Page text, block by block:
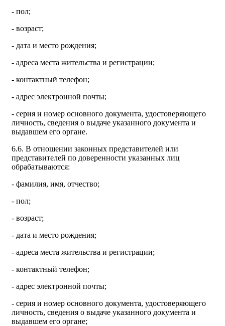
- пол;
- возраст;
- дата и место рождения;
- адреса места жительства и регистрации;
- контактный телефон;
- адрес электронной почты;
- серия и номер основного документа, удостоверяющего
личность, сведения о выдаче указанного документа и
выдавшем его органе.
6.6. В отношении законных представителей или
представителей по доверенности указанных лиц
обрабатываются:
- фамилия, имя, отчество;
- пол;
- возраст;
- дата и место рождения;
- адреса места жительства и регистрации;
- контактный телефон;
- адрес электронной почты;
- серия и номер основного документа, удостоверяющего
личность, сведения о выдаче указанного документа и
выдавшем его органе;